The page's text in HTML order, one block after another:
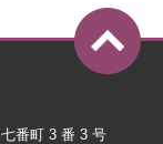
番町 3 番 3 号